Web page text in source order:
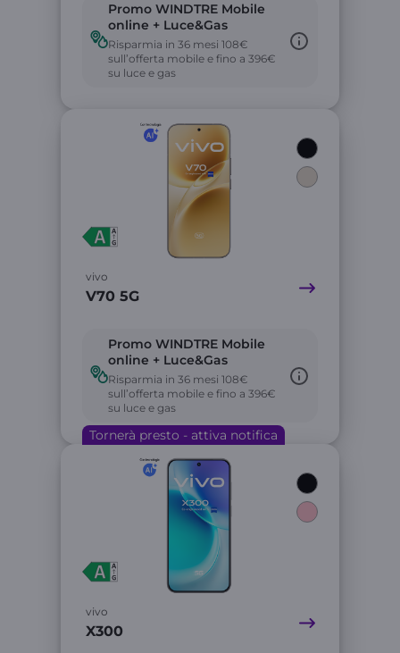
Promo WINDTRE Mobile
online + Luce&Gas
Risparmia in 36 mesi 108€
sull’offerta mobile e fino a 396€
su luce e gas
vivo
V70 5G
Promo WINDTRE Mobile
online + Luce&Gas
Risparmia in 36 mesi 108€
sull’offerta mobile e fino a 396€
su luce e gas
Link
Tornerà presto - attiva notifica
vivo
X300
Link